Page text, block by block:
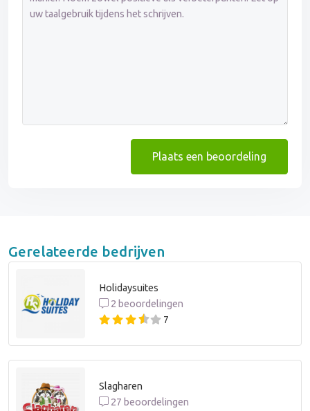
Plaats een beoordeling
Gerelateerde bedrijven
Holidaysuites
2 beoordelingen
7
Slagharen
27 beoordelingen